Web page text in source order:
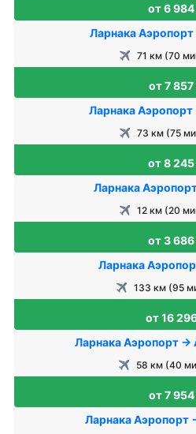
от 6
Ларнака
71 км (70
от 7
Ларнака
73 км (75
от 8
Ларнака
12 км (20
от 3
Ларнака
133 км (95
от 16
Ларнака Аэропорт →
58 км (40
от 7
Ларнака Аэропорт